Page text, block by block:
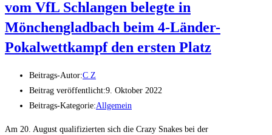
vom VfL Schlangen belegte in
Mönchengladbach beim 4-Länder-
Pokalwettkampf den ersten Platz
Beitrags-Autor:C Z
Beitrag veröffentlicht:9. Oktober 2022
Beitrags-Kategorie:Allgemein
Am 20. August qualifizierten sich die Crazy Snakes bei der